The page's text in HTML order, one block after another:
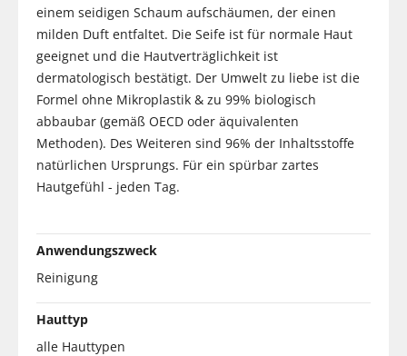
einem seidigen Schaum aufschäumen, der einen
milden Duft entfaltet. Die Seife ist für normale Haut
geeignet und die Hautverträglichkeit ist
dermatologisch bestätigt. Der Umwelt zu liebe ist die
Formel ohne Mikroplastik & zu 99% biologisch
abbaubar (gemäß OECD oder äquivalenten
Methoden). Des Weiteren sind 96% der Inhaltsstoffe
natürlichen Ursprungs. Für ein spürbar zartes
Hautgefühl - jeden Tag.
Anwendungszweck
Reinigung
Hauttyp
alle Hauttypen